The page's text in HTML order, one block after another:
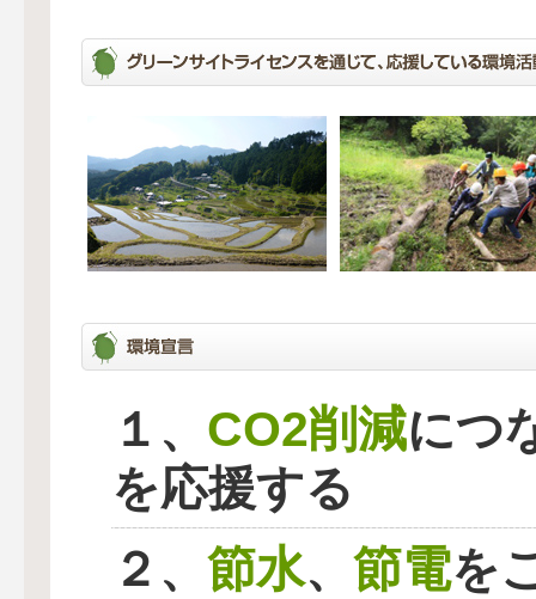
１、 CO2削減につ
を応援する
２、 節水、 節電を